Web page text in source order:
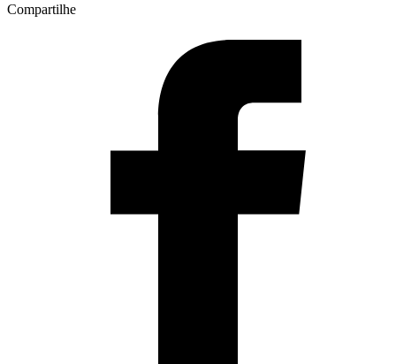
Compartilhe